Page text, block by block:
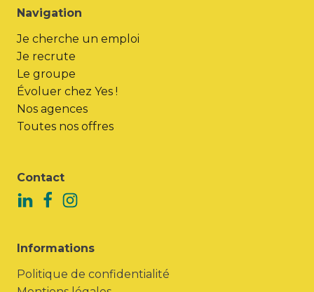
Navigation
Je cherche un emploi
Je recrute
Le groupe
Évoluer chez Yes !
Nos agences
Toutes nos offres
Contact
Informations
Politique de confidentialité